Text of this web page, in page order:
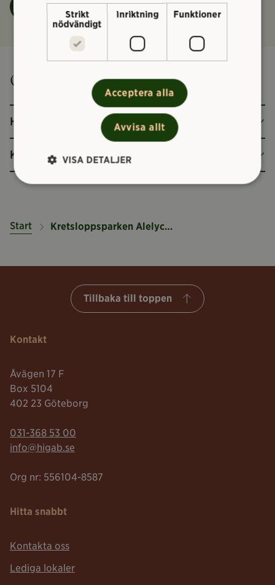
Felanmälan
Om Kretsloppsparken Alelyckan
Historik
Kontakt
Start Kretsloppsparken Alelyckan
Tillbaka till toppen
Kontakt
Åvägen 17 F
Box 5104
402 23 Göteborg
Telefonnummer:
031-368 53 00
Mailadress:
info@higab.se
Org nr: 556104-8587
Hitta snabbt
Kontakta oss
Lediga lokaler
Strikt
nödvändigt
Inriktning Funktioner
Acceptera alla
Avvisa allt
VISA DETALJER